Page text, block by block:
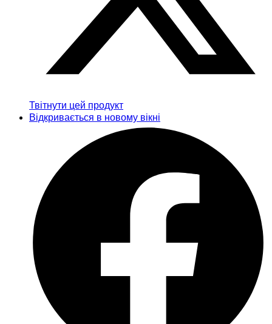
Твітнути цей продукт
Відкривається в новому вікні